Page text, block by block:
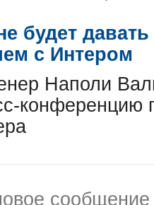
будет
с Интером
Наполи
конференцию